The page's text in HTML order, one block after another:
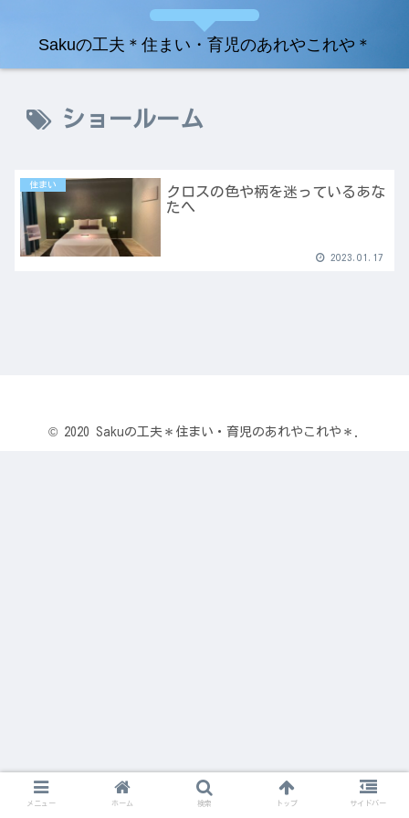
Sakuの工夫＊住まい・育児のあれやこれや＊
ショールーム
住まい
クロスの色や柄を迷っているあな
たへ
2023.01.17
© 2020 Sakuの工夫＊住まい・育児のあれやこれや＊.
メニュー ホーム 検索 トップ サイドバー